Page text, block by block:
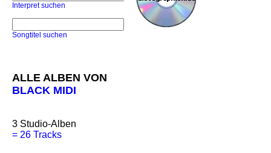
Interpret suchen
Songtitel suchen
ALLE ALBEN VON
BLACK MIDI
3 Studio-Alben
= 26 Tracks